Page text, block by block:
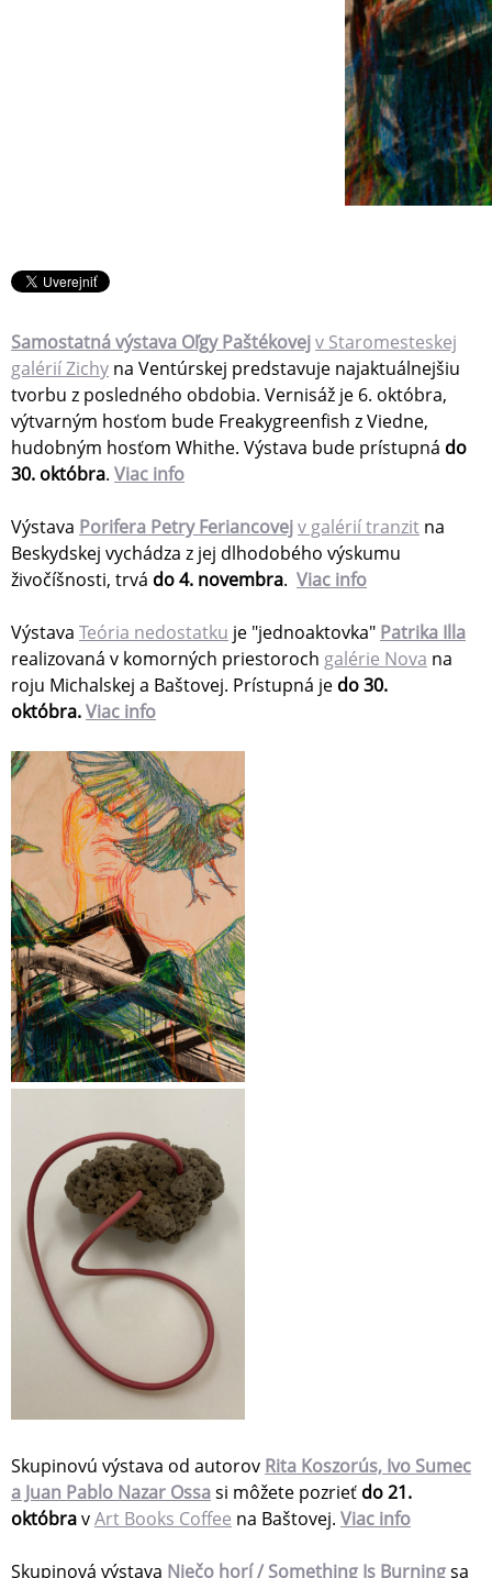
Samostatná výstava Oľgy Paštékovejv Staromesteskej
galérií Zichy na Ventúrskej predstavuje najaktuálnejšiu
tvorbu z posledného obdobia. Vernisáž je 6. októbra,
výtvarným hosťom bude Freakygreenfish z Viedne,
hudobným hosťom Whithe. Výstava bude prístupná do
30. októbra. Viac info
Výstava Porifera Petry Feriancovejv galérií tranzit na
Beskydskej vychádza z jej dlhodobého výskumu
živočíšnosti, trvá do 4. novembra. Viac info
Výstava Teória nedostatku je "jednoaktovka" Patrika Illa
realizovaná v komorných priestoroch galérie Nova na
roju Michalskej a Baštovej. Prístupná je do 30.
októbra.Viac info
Skupinovú výstava od autorov Rita Koszorús, Ivo Sumec
a Juan Pablo Nazar Ossasi môžete pozrieť do 21.
októbravArt Books Coffee na Baštovej. Viac info
Skupinová výstava Niečo horí / Something Is Burningsa